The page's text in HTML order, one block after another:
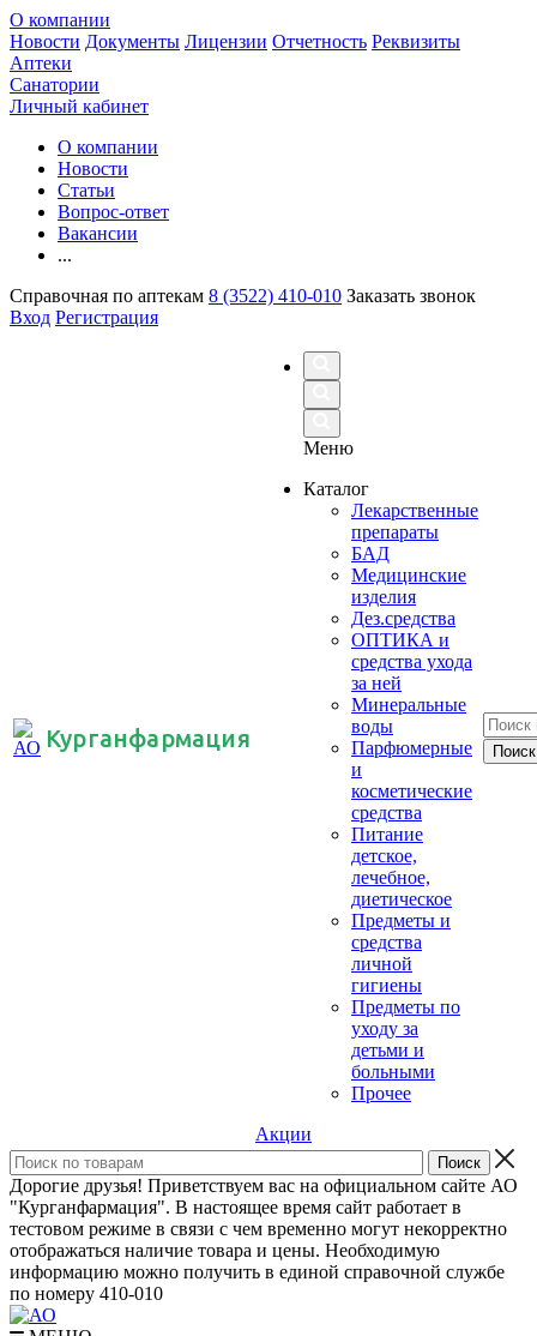
О компании
Новости Документы Лицензии Отчетность Реквизиты
Аптеки
Санатории
Личный кабинет
О компании
Новости
Статьи
Вопрос-ответ
Вакансии
...
Справочная по аптекам 8 (3522) 410-010 Заказать звонок
Вход Регистрация
Курганфармация
Меню
Каталог
Лекарственные
препараты
БАД
Медицинские
изделия
Дез.средства
ОПТИКА и
средства ухода
за ней
Минеральные
воды
Парфюмерные
и
косметические
средства
Питание
детское,
лечебное,
диетическое
Предметы и
средства
личной
гигиены
Предметы по
уходу за
детьми и
больными
Прочее
Акции
Дорогие друзья! Приветствуем вас на официальном сайте АО
"Курганфармация". В настоящее время сайт работает в
тестовом режиме в связи с чем временно могут некорректно
отображаться наличие товара и цены. Необходимую
информацию можно получить в единой справочной службе
по номеру 410-010